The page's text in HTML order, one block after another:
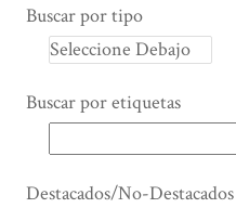
Buscar por tipo
Buscar por etiquetas
Destacados/No-Destacados